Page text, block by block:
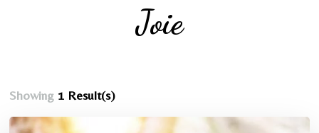
Joie
Showing 1 Result(s)